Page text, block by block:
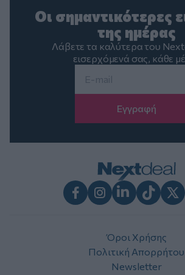
Οι σημαντικότερες
της ημέρας
Λάβετε τα καλύτερα του
εισερχόμενά σας, κάθε
Όροι Χρήσης
Πολιτική Απορρήτου
Newsletter